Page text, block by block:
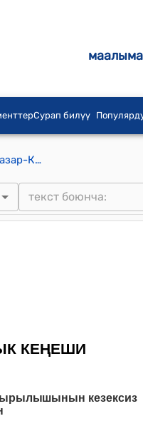
Сурап билүү
Базар-Коргон шаардык кеңешинин 2025-жылдын 14-октябрындагы №2 Базар-Коргон шаарынын участкалык шайлоо комиссияларынын резервдерин толуктоо боюнча тиркемесин бекитип берүү жөнүндө токтому